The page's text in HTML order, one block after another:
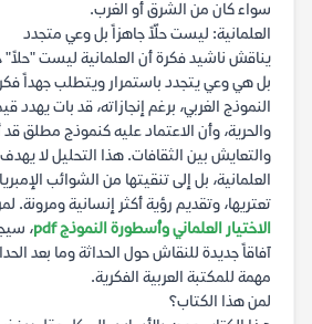
سواء كان من الشرق أو الغرب.
العلمانية: ليست حلّاً جاهزاً بل وعي متجدد
يناقش ناشيد فكرة أن العلمانية ليست "حلاً"
بل هي وعي يتجدد باستمرار ويتطلب جهداً
النموذج الغربي، برغم إنجازاته، قد بات يهدد
والحرية، وأن الاعتماد عليه كنموذج مطلق قد
والتعايش بين الثقافات. هذا التحليل لا
العلمانية، بل إلى تنقيتها من الشوائب
تعتريها، وتقديم رؤية أكثر إنسانية ومرونة.
الاختيار العلماني وأسطورة النموذج pdf
،
آفاقاً جديدة للنقاش حول الحداثة وما بعد
مهمة للمكتبة العربية الفكرية.
لمن هذا الكتاب؟